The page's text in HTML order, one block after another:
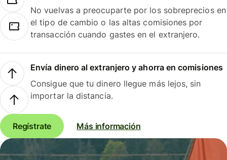
No vuelvas a preocuparte por los sobreprecios en
el tipo de cambio o las altas comisiones por
transacción cuando gastes en el extranjero.
Envía dinero al extranjero y ahorra en comisiones
Consigue que tu dinero llegue más lejos, sin
importar la distancia.
Regístrate Más información